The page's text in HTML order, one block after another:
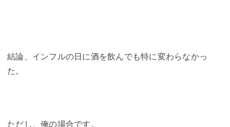
結論、インフルの日に酒を飲んでも特に変わらなかっ
た。
ただし、俺の場合です。